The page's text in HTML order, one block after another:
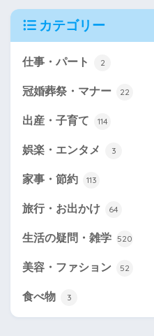
カテゴリー
仕事・パート 2
冠婚葬祭・マナー 22
出産・子育て 114
娯楽・エンタメ 3
家事・節約 113
旅行・お出かけ 64
生活の疑問・雑学 520
美容・ファション 52
食べ物 3